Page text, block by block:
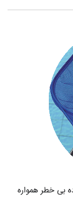
بی خطر همواره